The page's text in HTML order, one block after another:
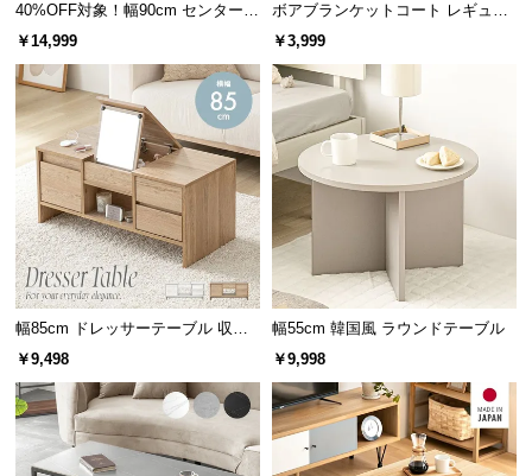
高さ 約28.6㎝
空間に映えるスチールフレーム
スタイリッシュなスチールフレームが空間を引き締
め、お部屋にアクセントをプラスします。
40%OFF対象！幅90cm センターテ
ーブル 大理石/モルタル調 スクエ
￥14,999
ボアブランケットコート レギュラ
ー
￥3,999
幅85cm ドレッサーテーブル 収納
付
￥9,498
幅55cm 韓国風 ラウンドテーブル
￥9,998